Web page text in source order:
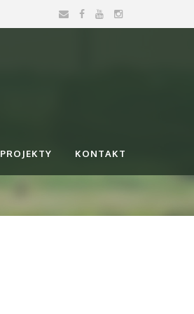
PROJEKTY KONTAKT